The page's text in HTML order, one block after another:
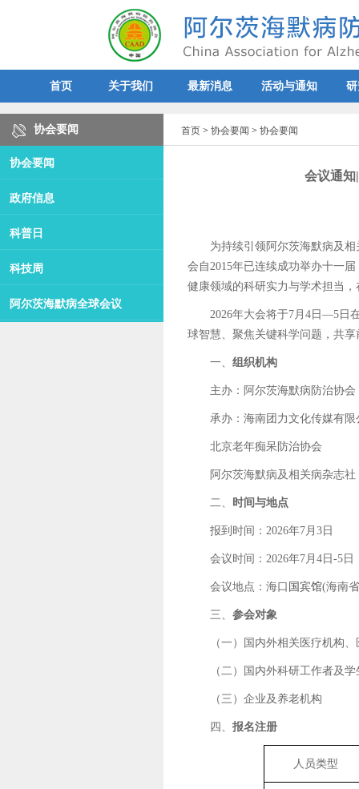
首页 关于我们 最新消息 活动与通知
协会要闻
协会要闻
政府信息
科普日
科技周
阿尔茨海默病全球会议
首页 > 协会要闻 > 协会要闻
会议通知
为持续引领阿尔茨海默病及
会自2015年已连续成功举办十一
健康领域的科研实力与学术担当
2026年大会将于7月4日—5日
球智慧、聚焦关键科学问题，共
一、 组织机构
主办：阿尔茨海默病防治协
承办：海南团力文化传媒有限
北京老年痴呆防治协会
阿尔茨海默病及相关病杂志社
二、 时间与地点
报到时间：2026年7月3日
会议时间：2026年7月4日-5日
会议地点：海口 国宾馆(海南
三、 参会对象
（一）国内外相关医疗机构
（二）国内外科研工作者及学
（三）企业及养老机构
四、 报名注册
人员类型